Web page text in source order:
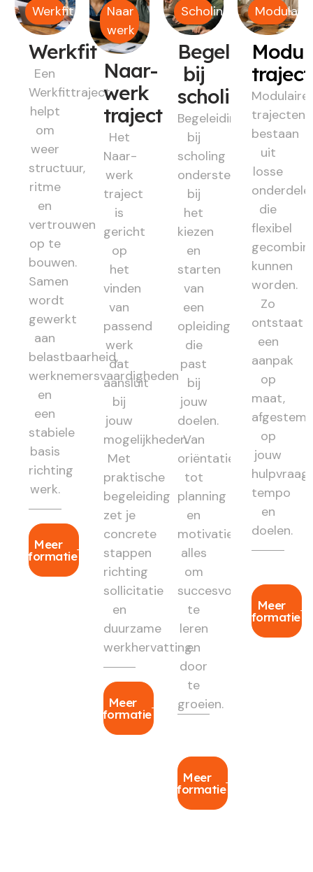
Werkfit
Werkfit
Een
Werkfittraject
helpt
om
weer
structuur,
ritme
en
vertrouwen
op te
bouwen.
Samen
wordt
gewerkt
aan
belastbaarheid,
werknemersvaardigheden
en
een
stabiele
basis
richting
werk.
Meer
informatie
Naar
werk
Naar-
werk
traject
Het
Naar-
werk
traject
is
gericht
op
het
vinden
van
passend
werk
dat
aansluit
bij
jouw
mogelijkheden.
Met
praktische
begeleiding
zet je
concrete
stappen
richting
sollicitatie
en
duurzame
werkhervatting.
Meer
informatie
Scholing
Begeleiding
bij
scholing
Begeleiding
bij
scholing
ondersteunt
bij
het
kiezen
en
starten
van
een
opleiding
die
past
bij
jouw
doelen.
Van
oriëntatie
tot
planning
en
motivatie:
alles
om
succesvol
te
leren
en
door
te
groeien.
Meer
informatie
Modulair
Modulaire
trajecten
bestaan
uit
losse
die
flexibel
kunnen
worden.
Zo
ontstaat
een
aanpak
op
maat,
op
jouw
hulpvraag,
tempo
en
doelen.
Meer
informatie